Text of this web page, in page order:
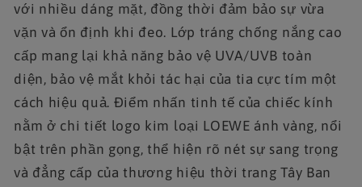
với nhiều dáng mặt, đồng thời đảm bảo sự vừa
vặn và ổn định khi đeo. Lớp tráng chống nắng cao
cấp mang lại khả năng bảo vệ UVA/UVB toàn
diện, bảo vệ mắt khỏi tác hại của tia cực tím một
cách hiệu quả. Điểm nhấn tinh tế của chiếc kính
nằm ở chi tiết logo kim loại LOEWE ánh vàng, nổi
bật trên phần gọng, thể hiện rõ nét sự sang trọng
và đẳng cấp của thương hiệu thời trang Tây Ban